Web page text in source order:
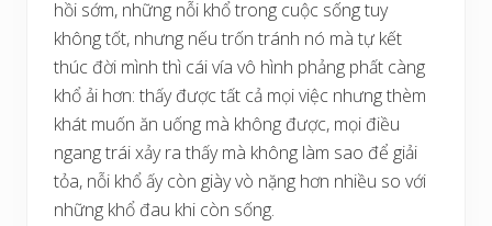
hồi sớm, những nỗi khổ trong cuộc sống tuy
không tốt, nhưng nếu trốn tránh nó mà tự kết
thúc đời mình thì cái vía vô hình phảng phất càng
khổ ải hơn: thấy được tất cả mọi việc nhưng thèm
khát muốn ăn uống mà không được, mọi điều
ngang trái xảy ra thấy mà không làm sao để giải
tỏa, nỗi khổ ấy còn giày vò nặng hơn nhiều so với
những khổ đau khi còn sống.